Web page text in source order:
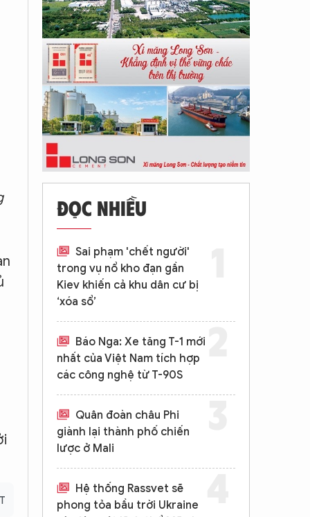
ĐỌC NHIỀU
Sai phạm 'chết người'
trong vụ nổ kho đạn gần
Kiev khiến cả khu dân cư bị
‘xóa sổ’
Báo Nga: Xe tăng T-1 mới
nhất của Việt Nam tích hợp
các công nghệ từ T-90S
Quân đoàn châu Phi
giành lại thành phố chiến
lược ở Mali
Hệ thống Rassvet sẽ
phong tỏa bầu trời Ukraine